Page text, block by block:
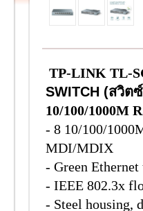
TP-LINK TL-
SWITCH (สวิต
10/100/1000M
- 8 10/100/
MDI/MDIX
- Green
- IEEE 802.3x
- Steel housing,